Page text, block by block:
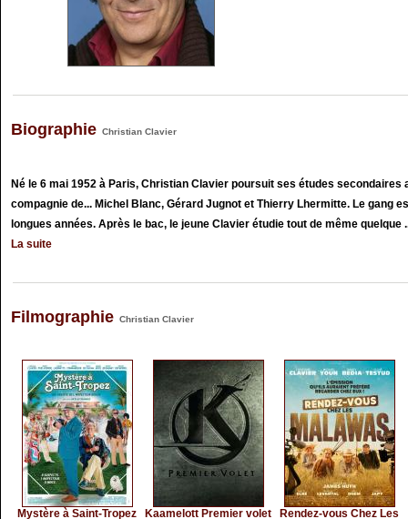
Biographie Christian Clavier
Né le 6 mai 1952 à Paris, Christian Clavier poursuit ses études secondaires
compagnie de... Michel Blanc, Gérard Jugnot et Thierry Lhermitte. Le gang
longues années. Après le bac, le jeune Clavier étudie tout de même quelque
La suite
Filmographie Christian Clavier
Mystère à Saint-Tropez Kaamelott Premier volet
Rendez-vous Chez Les